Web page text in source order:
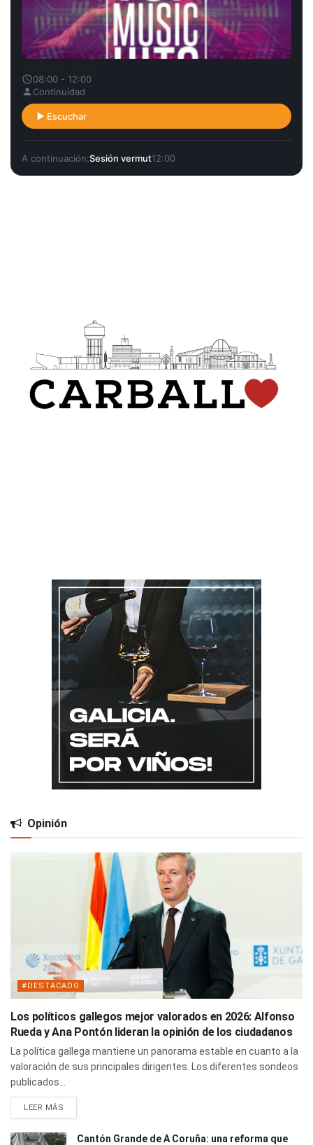
08:00 - 12:00
Continuidad
Escuchar
A continuación:Sesión vermut12:00
Opinión
#DESTACADO
Los políticos gallegos mejor valorados en 2026: Alfonso
Rueda y Ana Pontón lideran la opinión de los ciudadanos
La política gallega mantiene un panorama estable en cuanto a la
valoración de sus principales dirigentes. Los diferentes sondeos
publicados...
LEER MÁS
Cantón Grande de A Coruña: una reforma que